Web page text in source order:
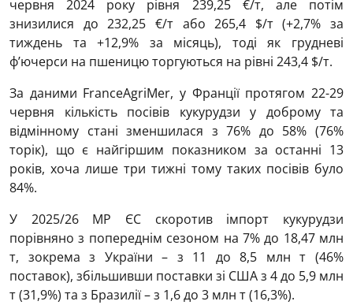
червня 2024 року рівня 239,25 €/т, але потім
знизилися до 232,25 €/т або 265,4 $/т (+2,7% за
тиждень та +12,9% за місяць), тоді як грудневі
ф’ючерси на пшеницю торгуються на рівні 243,4 $/т.
За даними FranceAgriMer, у Франції протягом 22-29
червня кількість посівів кукурудзи у доброму та
відмінному стані зменшилася з 76% до 58% (76%
торік), що є найгіршим показником за останні 13
років, хоча лише три тижні тому таких посівів було
84%.
У 2025/26 МР ЄС скоротив імпорт кукурудзи
порівняно з попереднім сезоном на 7% до 18,47 млн
т, зокрема з України – з 11 до 8,5 млн т (46%
поставок), збільшивши поставки зі США з 4 до 5,9 млн
т (31,9%) та з Бразилії – з 1,6 до 3 млн т (16,3%).